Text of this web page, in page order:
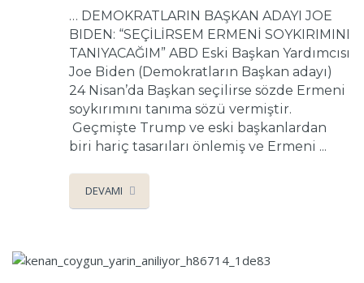
… DEMOKRATLARIN BAŞKAN ADAYI JOE
BIDEN: “SEÇİLİRSEM ERMENİ SOYKIRIMINI
TANIYACAĞIM” ABD Eski Başkan Yardımcısı
Joe Biden (Demokratların Başkan adayı)
24 Nisan’da Başkan seçilirse sözde Ermeni
soykırımını tanıma sözü vermiştir.
Geçmişte Trump ve eski başkanlardan
biri hariç tasarıları önlemiş ve Ermeni ...
DEVAMI